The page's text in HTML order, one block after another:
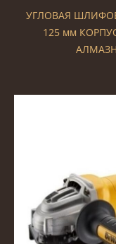
УГЛОВАЯ
125 мм